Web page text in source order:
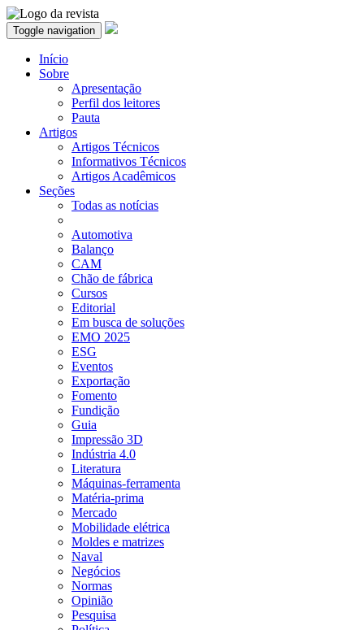
Toggle navigation
Início
Sobre
Apresentação
Perfil dos leitores
Pauta
Artigos
Artigos Técnicos
Informativos Técnicos
Artigos Acadêmicos
Seções
Todas as notícias
Automotiva
Balanço
CAM
Chão de fábrica
Cursos
Editorial
Em busca de soluções
EMO 2025
ESG
Eventos
Exportação
Fomento
Fundição
Guia
Impressão 3D
Indústria 4.0
Literatura
Máquinas-ferramenta
Matéria-prima
Mercado
Mobilidade elétrica
Moldes e matrizes
Naval
Negócios
Normas
Opinião
Pesquisa